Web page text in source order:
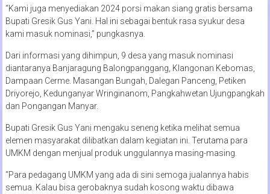
“Kami juga menyediakan 2024 porsi makan siang gratis bersama
Bupati Gresik Gus Yani. Hal ini sebagai bentuk rasa syukur desa
kami masuk nominasi,” pungkasnya.
Dari informasi yang dihimpun, 9 desa yang masuk nominasi
diantaranya Banjaragung Balongpanggang, Klangonan Kebomas,
Dampaan Cerme. Masangan Bungah, Dalegan Panceng, Petiken
Driyorejo, Kedunganyar Wringinanom, Pangkahwetan Ujungpangkah
dan Pongangan Manyar.
Bupati Gresik Gus Yani mengaku seneng ketika melihat semua
elemen masyarakat dilibatkan dalam kegiatan ini. Terutama para
UMKM dengan menjual produk unggulannya masing-masing.
“Para pedagang UMKM yang ada di sini semoga jualannya habis
semua. Kalau bisa gerobaknya sudah kosong waktu dibawa